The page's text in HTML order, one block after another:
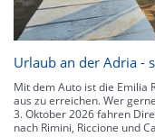
Urlaub an der Adria -
Mit dem Auto ist die Emilia
aus zu erreichen. Wer
3. Oktober 2026 fahren
nach Rimini, Riccione und